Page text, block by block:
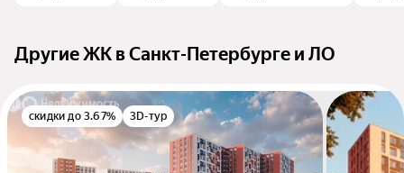
Другие ЖК в Санкт-Петербурге и ЛО
скидки до 3.67% 3D-тур